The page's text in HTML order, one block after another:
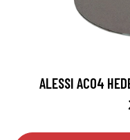
ALESSI AC04